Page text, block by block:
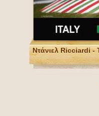
Ντάνιελ Ricciardi -